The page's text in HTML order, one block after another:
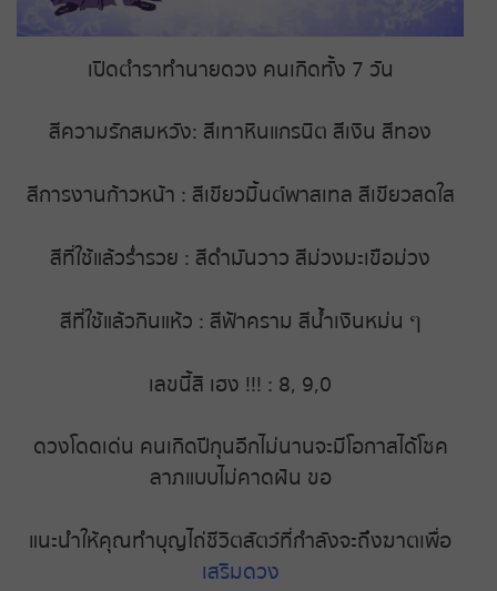
ถ่ายทอดสดหวยไต้หวัน
ถ่ายทอดสดหวยกัมพูชา
หวยหุ้นสด
หวยหุ้นไทย เย็น
หวยหุ้นเกาหลี
หวยหุ้นนิเคอิ เช้า
หวยหุ้นนิเคอิ บ่าย
หวยหุ้นฮั่งเส็ง เช้า
หวยหุ้นจีน เช้า
เปิดตำราทำนายดวง คนเกิดทั้ง 7 วัน
สีความรักสมหวัง: สีเทาหินแกรนิต สีเงิน สีทอง
สีการงานก้าวหน้า : สีเขียวมิ้นต์พาสเทล สีเขียวสดใส
สีที่ใช้แล้วร่ำรวย : สีดำมันวาว สีม่วงมะเขือม่วง
สีที่ใช้แล้วกินแห้ว : สีฟ้าคราม สีน้ำเงินหม่น ๆ
เลขนี้สิ เฮง !!! : 8, 9,0
ดวงโดดเด่น คนเกิดปีกุนอีกไม่นานจะมีโอกาสได้โชค
ลาภแบบไม่คาดฝัน ขอ
แนะนำให้คุณทำบุญไถ่ชีวิตสัตว์ที่กำลังจะถึงฆาตเพื่อ
เสริมดวง